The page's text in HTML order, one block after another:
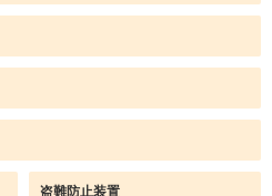
盗難防止装置